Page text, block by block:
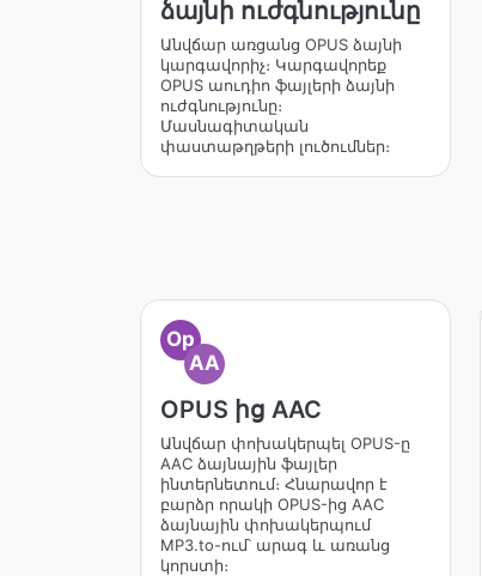
ձայնի ուժգնությունը
Անվճար առցանց OPUS ձայնի
կարգավորիչ։ Կարգավորեք
OPUS աուդիո ֆայլերի ձայնի
ուժգնությունը։
Մասնագիտական
փաստաթղթերի լուծումներ։
Op
AA
OPUS ից AAC
Անվճար փոխակերպել OPUS-ը
AAC ձայնային ֆայլեր
ինտերնետում։ Հնարավոր է
բարձր որակի OPUS-ից AAC
ձայնային փոխակերպում
MP3.to-ում՝ արագ և առանց
կորստի։